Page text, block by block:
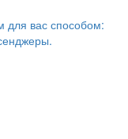
вас способом: